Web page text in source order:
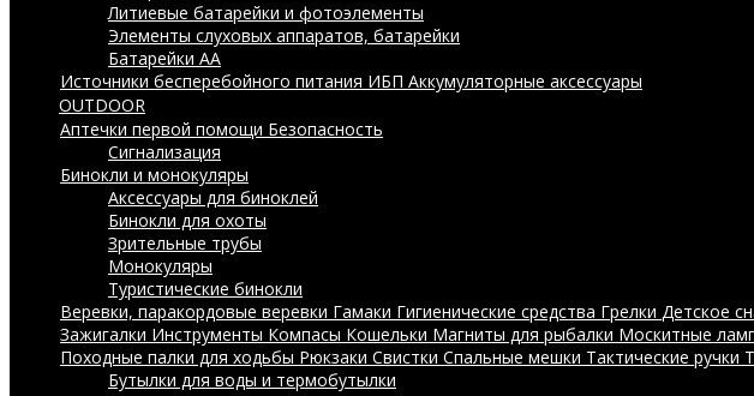
Литиевые батарейки и фотоэлементы
Элементы слуховых аппаратов, батарейки
Батарейки AA
Источники бесперебойного питания ИБП Аккумуляторные аксессуары
OUTDOOR
Аптечки первой помощи Безопасность
Сигнализация
Бинокли и монокуляры
Аксессуары для биноклей
Бинокли для охоты
Зрительные трубы
Монокуляры
Туристические бинокли
Веревки, паракордовые веревки Гамаки Гигиенические средства Грелки Детское
Зажигалки Инструменты Компасы Кошельки Магниты для рыбалки Москитные
Походные палки для ходьбы Рюкзаки Свистки Спальные мешки Тактические ручки
Бутылки для воды и термобутылки